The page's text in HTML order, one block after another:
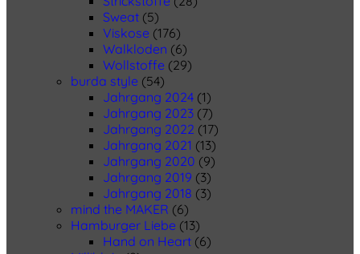
Sweat (5)
Viskose (176)
Walkloden (6)
Wollstoffe (29)
burda style (54)
Jahrgang 2024 (1)
Jahrgang 2023 (7)
Jahrgang 2022 (17)
Jahrgang 2021 (13)
Jahrgang 2020 (9)
Jahrgang 2019 (3)
Jahrgang 2018 (3)
mind the MAKER (6)
Hamburger Liebe (13)
Hand on Heart (6)